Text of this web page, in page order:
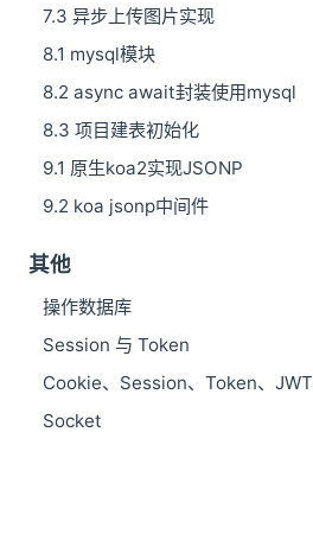
7.3 异步上传图片实现
8.1 mysql模块
8.2 async await封装使用mysql
8.3 项目建表初始化
9.1 原生koa2实现JSONP
9.2 koa jsonp中间件
其他
操作数据库
Session 与 Token
Cookie、Session、Token、JWT
Socket